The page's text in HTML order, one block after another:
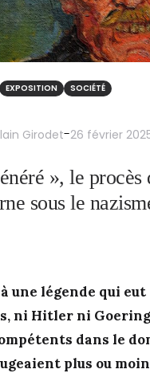
EXPOSITION SOCIÉTÉ
Girodet-26 février
», le procès
sous le
une légende qui eut
ni Hitler ni
dans le
plus ou